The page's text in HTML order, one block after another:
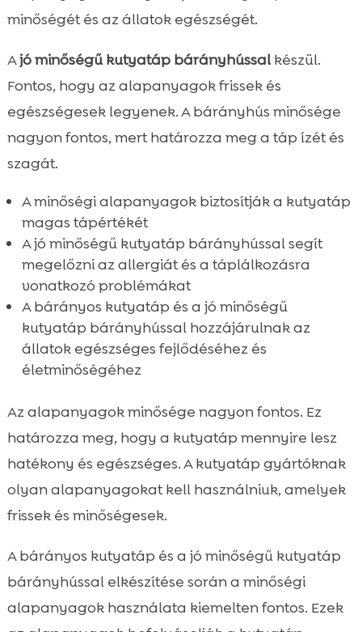
minőségét és az állatok egészségét.
Ajó minőségű kutyatáp bárányhússalkészül.
Fontos, hogy az alapanyagok frissek és
egészségesek legyenek. A bárányhús minősége
nagyon fontos, mert határozza meg a táp ízét és
szagát.
A minőségi alapanyagok biztosítják a kutyatáp
magas tápértékét
A jó minőségű kutyatáp bárányhússal segít
megelőzni az allergiát és a táplálkozásra
vonatkozó problémákat
A bárányos kutyatáp és a jó minőségű
kutyatáp bárányhússal hozzájárulnak az
állatok egészséges fejlődéséhez és
életminőségéhez
Az alapanyagok minősége nagyon fontos. Ez
határozza meg, hogy a kutyatáp mennyire lesz
hatékony és egészséges. A kutyatáp gyártóknak
olyan alapanyagokat kell használniuk, amelyek
frissek és minőségesek.
A bárányos kutyatáp és a jó minőségű kutyatáp
bárányhússal elkészítése során a minőségi
alapanyagok használata kiemelten fontos. Ezek